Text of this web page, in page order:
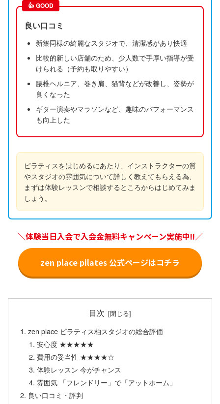
👍 GOOD
良い口コミ
新築同様の綺麗なスタジオで、清潔感があり快適
比較的新しい店舗のため、少人数で手厚い指導が受
けられる（予約も取りやすい）
腰椎ヘルニア、巻き肩、猫背などが改善し、姿勢が
良くなった
ギター演奏やマラソンなど、趣味のパフォーマンス
も向上した
ピラティスをはじめるにあたり、インストラクターの質
やスタジオの雰囲気について詳しく教えてもらえる為、
まずは体験レッスンで相談するところからはじめてみま
しょう。
＼体験当日入会で入会金無料キャンペーン実施中!!／
zen place pilates 公式ページはコチラ
目次
zen place ピラティス柏スタジオの総合評価
安心度 ★★★★★
費用の妥当性 ★★★★☆
体験レッスン 今がチャンス
雰囲気 「フレンドリー」で「アットホーム」
良い口コミ・評判